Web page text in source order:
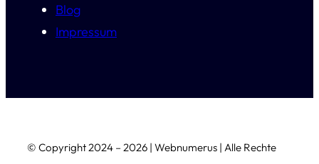
Blog
Impressum
© Copyright 2024 – 2026 | Webnumerus | Alle Rechte